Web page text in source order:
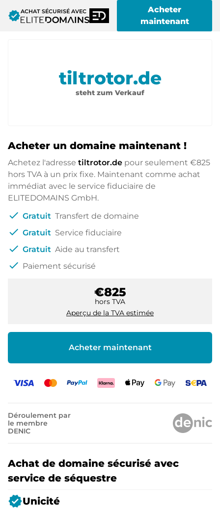
verifiedACHAT SÉCURISÉ AVEC
Acheter
maintenant
tiltrotor.de
steht zum Verkauf
Acheter un domaine maintenant !
Achetez l'adresse tiltrotor.de pour seulement €825
hors TVA à un prix fixe. Maintenant comme achat
immédiat avec le service fiduciaire de
ELITEDOMAINS GmbH.
check Gratuit Transfert de domaine
check Gratuit Service fiduciaire
check Gratuit Aide au transfert
check Paiement sécurisé
€825
hors TVA
Aperçu de la TVA estimée
Acheter maintenant
Déroulement par
le membre
DENIC
Achat de domaine sécurisé avec
service de séquestre
verifiedUnicité